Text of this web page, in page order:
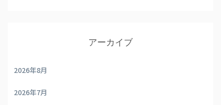
アーカイブ
2026年8月
2026年7月